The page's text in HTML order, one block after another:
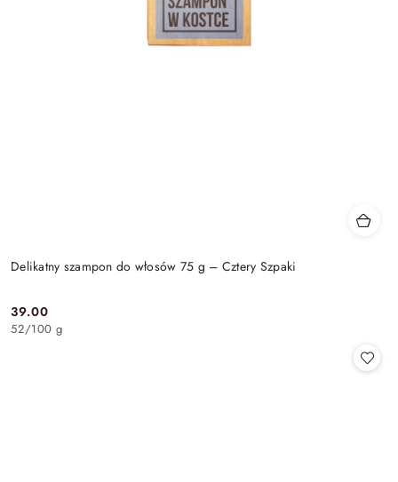
Delikatny szampon do włosów 75 g – Cztery Szpaki
Cena:
39.00
52/100 g